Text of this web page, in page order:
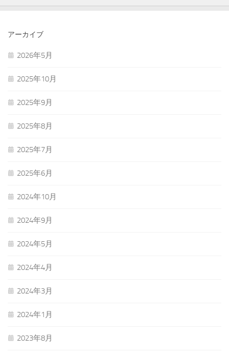
アーカイブ
2026年5月
2025年10月
2025年9月
2025年8月
2025年7月
2025年6月
2024年10月
2024年9月
2024年5月
2024年4月
2024年3月
2024年1月
2023年8月